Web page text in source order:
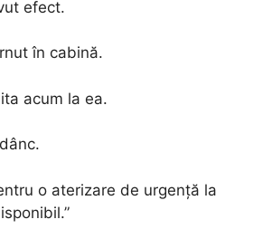
efect.
în cabină.
acum la ea.
o aterizare de urgență la